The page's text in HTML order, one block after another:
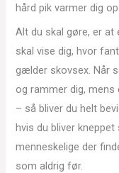
hård pik varmer dig
Alt du skal gøre, er at
skal vise dig, hvor
gælder skovsex. Når
og rammer dig,
– så bliver du helt
hvis du bliver
menneskelige der
som aldrig før.